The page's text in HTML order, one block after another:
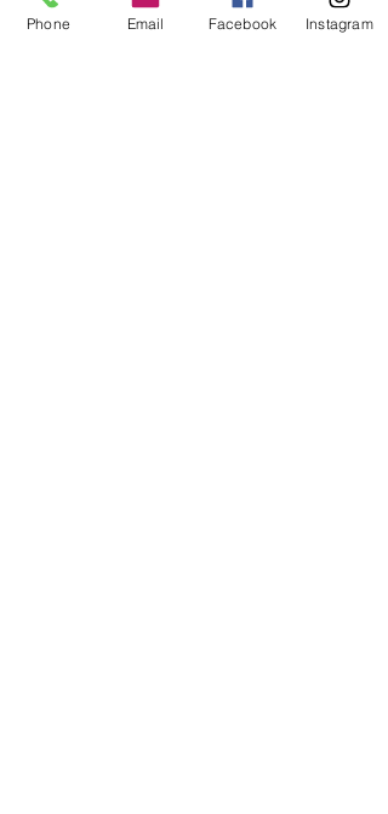
スマホで
タップすると電話がかかります。
最近迷惑営業☎が多いため、1度検索確認してから折
Phone Email Facebook Instagram